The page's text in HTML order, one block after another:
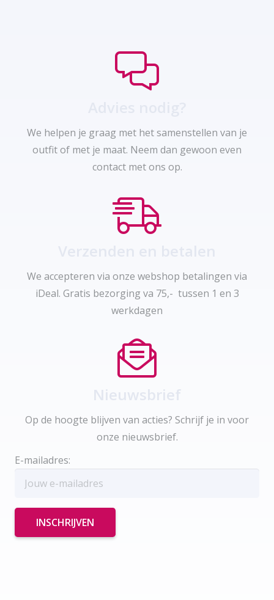
We helpen je graag met het samenstellen van je
outfit of met je maat. Neem dan gewoon even
contact met ons op.
We accepteren via onze webshop betalingen via
iDeal. Gratis bezorging va 75,- tussen 1 en 3
werkdagen
Op de hoogte blijven van acties? Schrijf je in voor
onze nieuwsbrief.
E-mailadres: